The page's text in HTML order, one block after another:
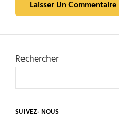
Rechercher
SUIVEZ- NOUS